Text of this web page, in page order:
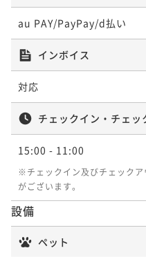
スタンダード
【1階ラウン
エグゼクティ
au PAY/PayPay/d払い
インボイス
対応
チェックイン・チェッ
15:00 - 11:00
※チェックイン及びチェック
がございます。
設備
ペット